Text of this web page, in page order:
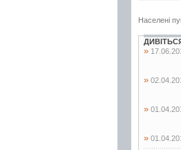
Населені
»
»
»
»